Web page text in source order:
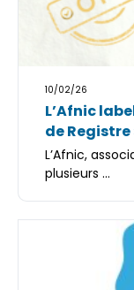
10/02/26
L’Afnic
de Registre
L’Afnic,
plusieurs ...